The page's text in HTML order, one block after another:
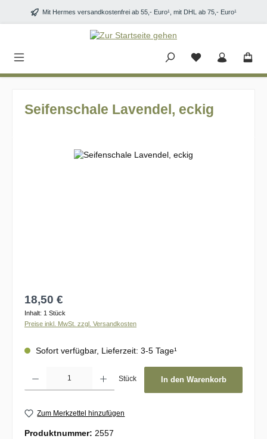
Zum Hauptinhalt springen
Mit Hermes versandkostenfrei ab 55,- Euro¹, mit DHL ab 75,- Euro¹
Seifenschale Lavendel, eckig
Bildergalerie überspringen
Regulärer Preis:
18,50 €
Inhalt: 1 Stück
Preise inkl. MwSt. zzgl. Versandkosten
Sofort verfügbar, Lieferzeit: 3-5 Tage¹
Stück In den Warenkorb
Zum Merkzettel hinzufügen
Produktnummer: 2557